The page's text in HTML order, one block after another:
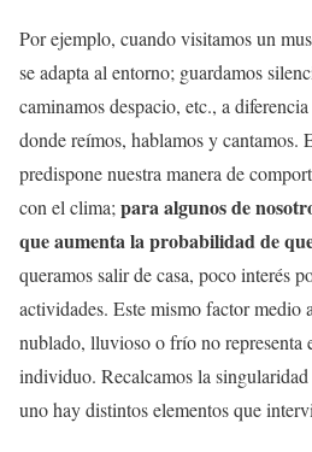
Por ejemplo, cuando visitamos un
se adapta al entorno; guardamos
caminamos despacio, etc., a
donde reímos, hablamos y cantamos.
predispone nuestra manera de
con el clima; para algunos de
que aumenta la probabilidad de
queramos salir de casa, poco interés
actividades. Este mismo factor medio
nublado, lluvioso o frío no representa
individuo. Recalcamos la singularidad
uno hay distintos elementos que